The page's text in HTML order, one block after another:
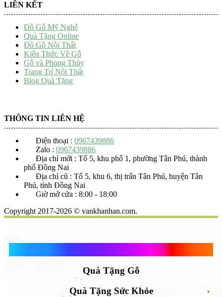
LIÊN KẾT
Đồ Gỗ Mỹ Nghệ
Quà Tặng Online
Đồ Gỗ Nội Thất
Kiến Thức Về Gỗ
Gỗ và Phong Thủy
Trang Trí Nội Thất
Blog Quà Tặng
THÔNG TIN LIÊN HỆ
Điện thoại : 0967439886
Zalo : 0967439886
Địa chỉ mới : Tổ 5, khu phố 1, phường Tân Phú, thành
phố Đồng Nai
Địa chỉ cũ : Tổ 5, khu 6, thị trấn Tân Phú, huyện Tân
Phú, tỉnh Đồng Nai
Giờ mở cửa : 8:00 - 18:00
Copyright 2017-2026 © vankhanhan.com.
Quà Tặng Gỗ
Quà Tặng Sức Khỏe